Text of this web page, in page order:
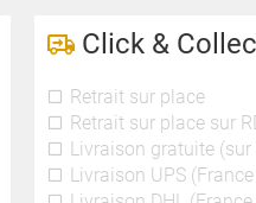
Click &
Retrait sur place
Retrait sur place sur
Livraison gratuite (sur
Livraison UPS